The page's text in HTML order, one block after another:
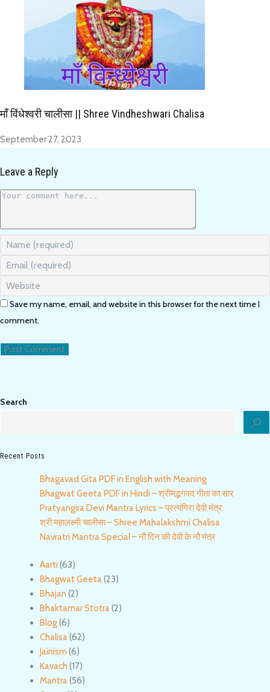
माँ विंधेश्वरी चालीसा || Shree Vindheshwari Chalisa
September 27, 2023
Leave a Reply
Comment
Enter
name
or
username
to
Enter
email
address
to
comment
Enter
website
URL
Save my name, email, and website in this browser for the next time I
comment.
Search
Recent Posts
Bhagavad Gita PDF in English with Meaning
Bhagwat Geeta PDF in Hindi – श्रीमद्भगवद गीता का सार
Pratyangira Devi Mantra Lyrics – प्रत्यंगिरा देवी मंत्र
श्री महालक्ष्मी चालीसा – Shree Mahalakshmi Chalisa
Navratri Mantra Special – नौ दिन की देवी के नौ मंत्र
Aarti (63)
Bhagwat Geeta(23)
Bhajan (2)
Bhaktamar Stotra(2)
Blog(6)
Chalisa(62)
Jainism (6)
Kavach (17)
Mantra(56)